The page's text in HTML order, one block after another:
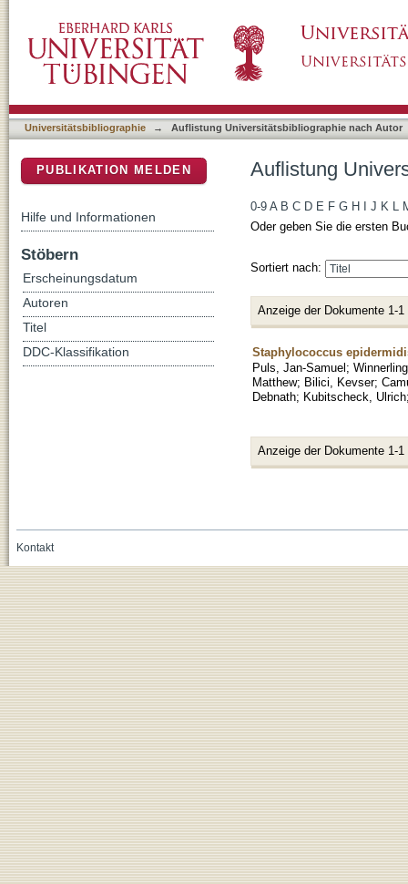
Universitätsbibliographie → Auflistung Universitätsbibliographie nach Autor
Auflistung
0-9 A B C D E F G H J K L
Oder geben Sie die ersten
Sortiert nach:
Anzeige der Dokumente 1-1
Staphylococcus
Puls, Jan-Samuel;
Matthew; Bilici, Kevser;
Debnath; Kubitscheck, Ulrich
Anzeige der Dokumente 1-1
PUBLIKATION MELDEN
Hilfe und Informationen
Stöbern
Erscheinungsdatum
Autoren
Titel
DDC-Klassifikation
Kontakt